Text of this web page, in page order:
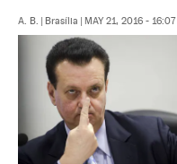
A. B. | Brasília | MAY 21, 2016 - 16:07